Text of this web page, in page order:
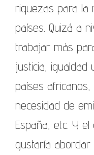
riquezas para
países. Quizá a
trabajar más
justicia,
países
necesidad de
España, etc. Y
gustaría